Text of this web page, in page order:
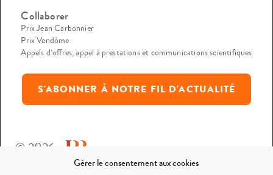
Gérer le consentement aux cookies
Collaborer
Prix Jean Carbonnier
Prix Vendôme
Appels d’offres, appel à prestations et communications scientifiques
S'ABONNER À NOTRE FIL D'ACTUALITÉ
© 2026